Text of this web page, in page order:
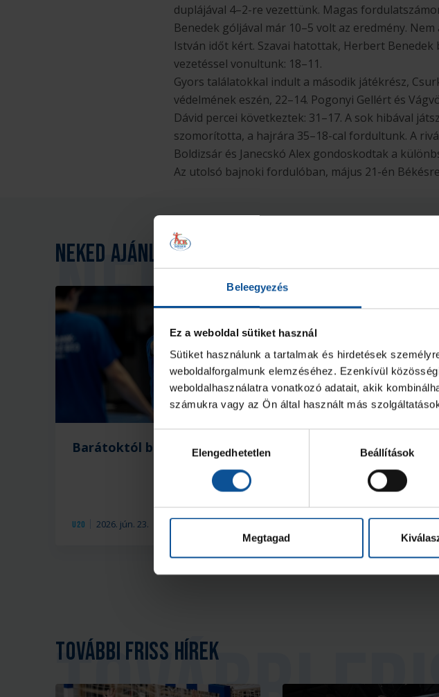
Beleegyezés
Ez a weboldal sütiket használ
Sütiket használunk a tartalmak és hirdetések
weboldalforgalmunk elemzéséhez. Ezenkívül
weboldalhasználatra vonatkozó adatait, akik
számukra vagy az Ön által használt más
kiválasztásaElengedhetetlen Beállítások
Megtagad
duplájával 4–2-re vezettünk. Magas
Benedek góljával már 10–5 volt az eredmény.
István időt kért. Szavai hatottak, Herbert
vezetéssel vonultunk: 18–11.
Gyors találatokkal indult a második játékrész,
védelmének eszén, 22–14. Pogonyi Gellért és
Dávid percei következtek: 31–17. A sok hibával
szomorította, a hajrára 35–18-cal fordultunk. A
Boldizsár és Janecskó Alex gondoskodtak a
Az utolsó bajnoki fordulóban, május 21-én
Neked ajánljuk
U20 2026. jún. 23.
Barátoktól búcsúzom
2026. jún. 07.
A negyedik helyet
További friss hírek